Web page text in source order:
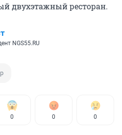
двухэтажный ресторан.
NGS55.RU
0 0 0